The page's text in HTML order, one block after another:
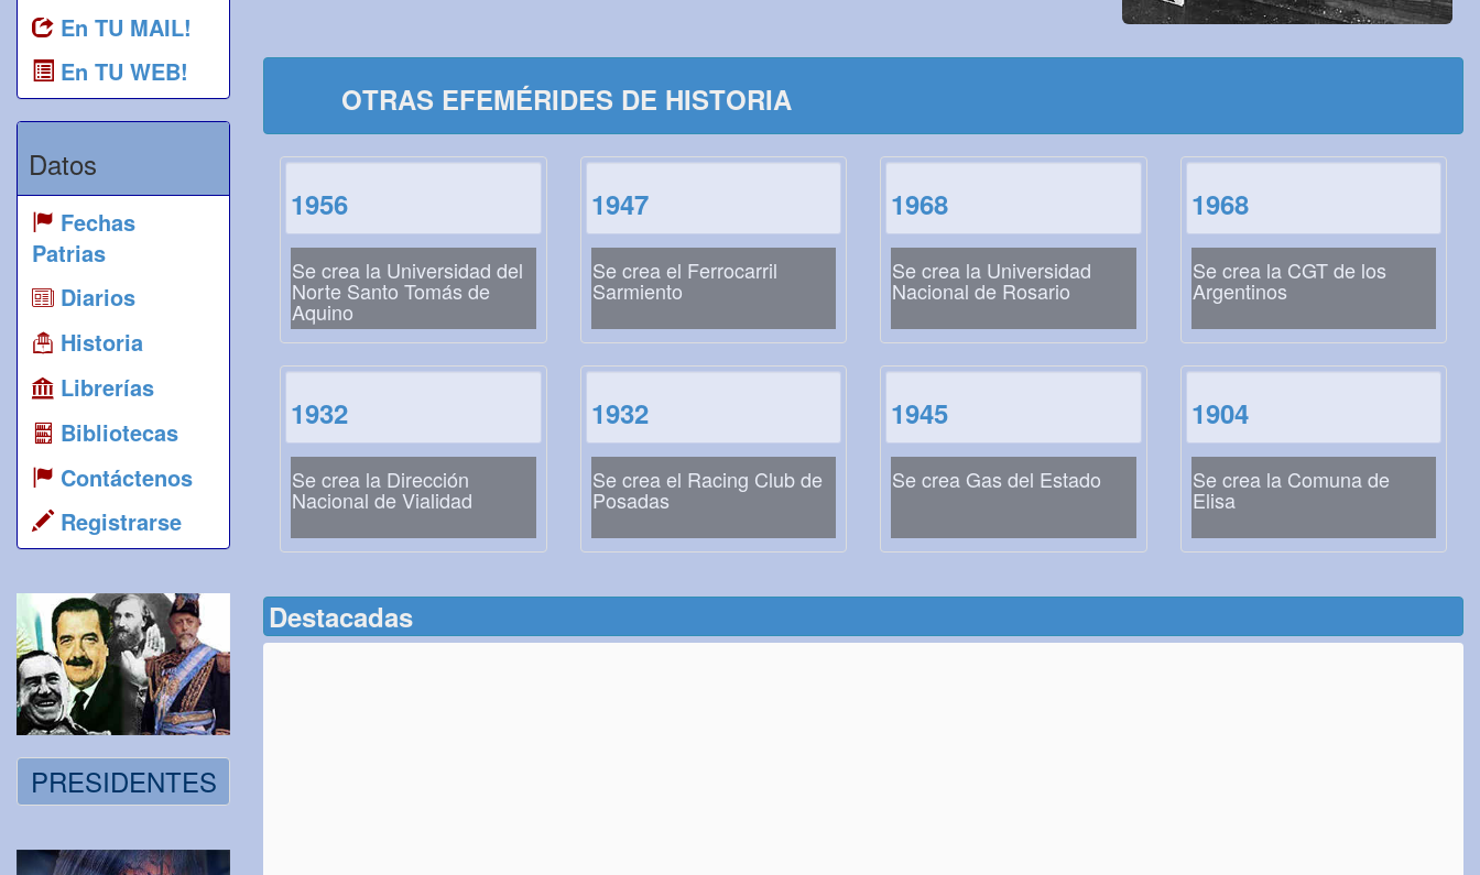
En TU MAIL!
En TU WEB!
Datos
Fechas
Patrias
Diarios
Historia
Librerías
Bibliotecas
Contáctenos
Registrarse
PRESIDENTES
OTRAS EFEMÉRIDES DE HISTORIA
1956
Se crea la Universidad del
Norte Santo Tomás de
Aquino
1947
Se crea el Ferrocarril
Sarmiento
1968
Se crea la Universidad
Nacional de Rosario
1968
Se crea la CGT de los
Argentinos
1932
Se crea la Dirección
Nacional de Vialidad
1932
Se crea el Racing Club de
Posadas
1945
Se crea Gas del Estado
1904
Se crea la Comuna de
Elisa
Destacadas